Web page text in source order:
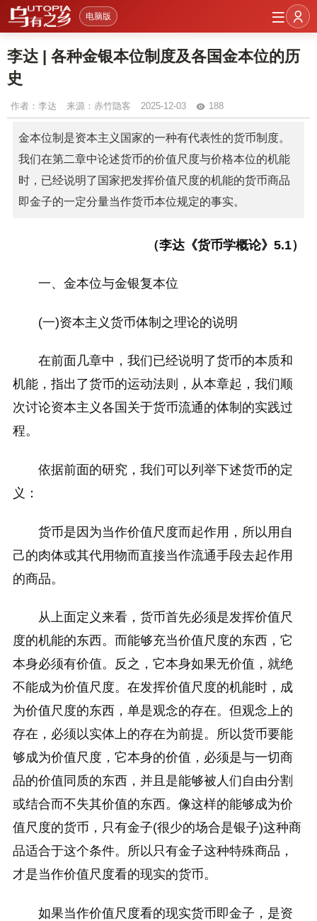
电脑版
李达 | 各种金银本位制度及各国金本位的历
史
作者： 李达 来源：赤竹隐客 2025-12-03 188
金本位制是资本主义国家的一种有代表性的货币制度。
我们在第二章中论述货币的价值尺度与价格本位的机能
时，已经说明了国家把发挥价值尺度的机能的货币商品
即金子的一定分量当作货币本位规定的事实。
（李达《货币学概论》5.1）
一、金本位与金银复本位
(一)资本主义货币体制之理论的说明
在前面几章中，我们已经说明了货币的本质和
机能，指出了货币的运动法则，从本章起，我们顺
次讨论资本主义各国关于货币流通的体制的实践过
程。
依据前面的研究，我们可以列举下述货币的定
义：
货币是因为当作价值尺度而起作用，所以用自
己的肉体或其代用物而直接当作流通手段去起作用
的商品。
从上面定义来看，货币首先必须是发挥价值尺
度的机能的东西。而能够充当价值尺度的东西，它
本身必须有价值。反之，它本身如果无价值，就绝
不能成为价值尺度。在发挥价值尺度的机能时，成
为价值尺度的东西，单是观念的存在。但观念上的
存在，必须以实体上的存在为前提。所以货币要能
够成为价值尺度，它本身的价值，必须是与一切商
品的价值同质的东西，并且是能够被人们自由分割
或结合而不失其价值的东西。像这样的能够成为价
值尺度的货币，只有金子(很少的场合是银子)这种商
品适合于这个条件。所以只有金子这种特殊商品，
才是当作价值尺度看的现实的货币。
如果当作价值尺度看的现实货币即金子，是资